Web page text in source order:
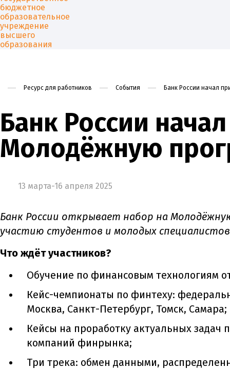
Ресурс для работников События Банк России начал
Банк России
Молодёжную
13 марта-16 апреля 2025
Банк России открывает набор на
участию студентов и молодых
Что ждёт участников?
Обучение по финансовым технологиям
Кейс-чемпионаты по финтеху:
Москва, Санкт-Петербург, Томск, Самара;
Кейсы на проработку актуальных
компаний финрынка;
Три трека: обмен данными,